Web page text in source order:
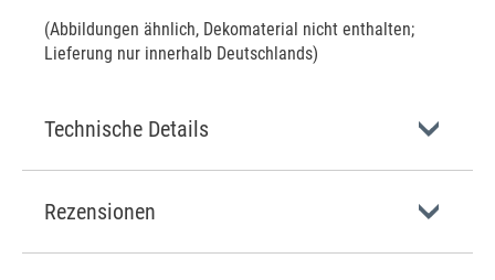
(Abbildungen ähnlich, Dekomaterial nicht enthalten;
Lieferung nur innerhalb Deutschlands)
Technische Details
Rezensionen